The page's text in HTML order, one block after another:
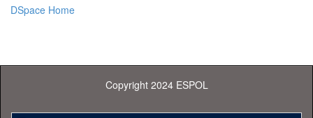
DSpace Home
Copyright 2024 ESPOL